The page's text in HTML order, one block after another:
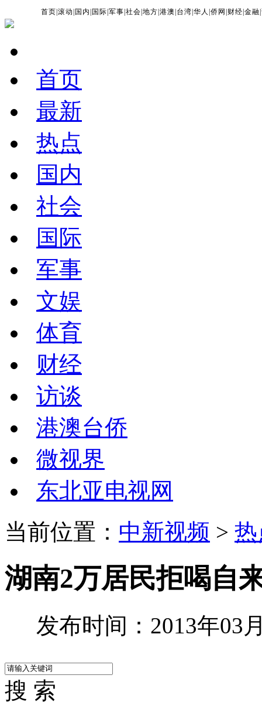
首页 |滚动 国内 国际 |军事 |社会 |地方 |港澳 台湾 |华人 |侨网 财经 |金融 |
首页
最新
热点
国内
社会
国际
军事
文娱
体育
财经
访谈
港澳台侨
微视界
东北亚电视网
当前位置： 中新视频 >
湖南2万居民拒喝自
发布时间：2013年03
搜 索